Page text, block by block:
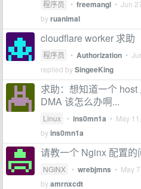
程序员 • freemangl • Jun
byruanimal
cloudflare worker 求助
程序员 • Authorization •
replied bySingeeKing
求助：想知道一个
DMA 该怎么办啊...
Linux • ins0mn1a • May
byins0mn1a
请教一个 Nginx 配置的
NGINX • wrebjmns • May
byamrnxcdt